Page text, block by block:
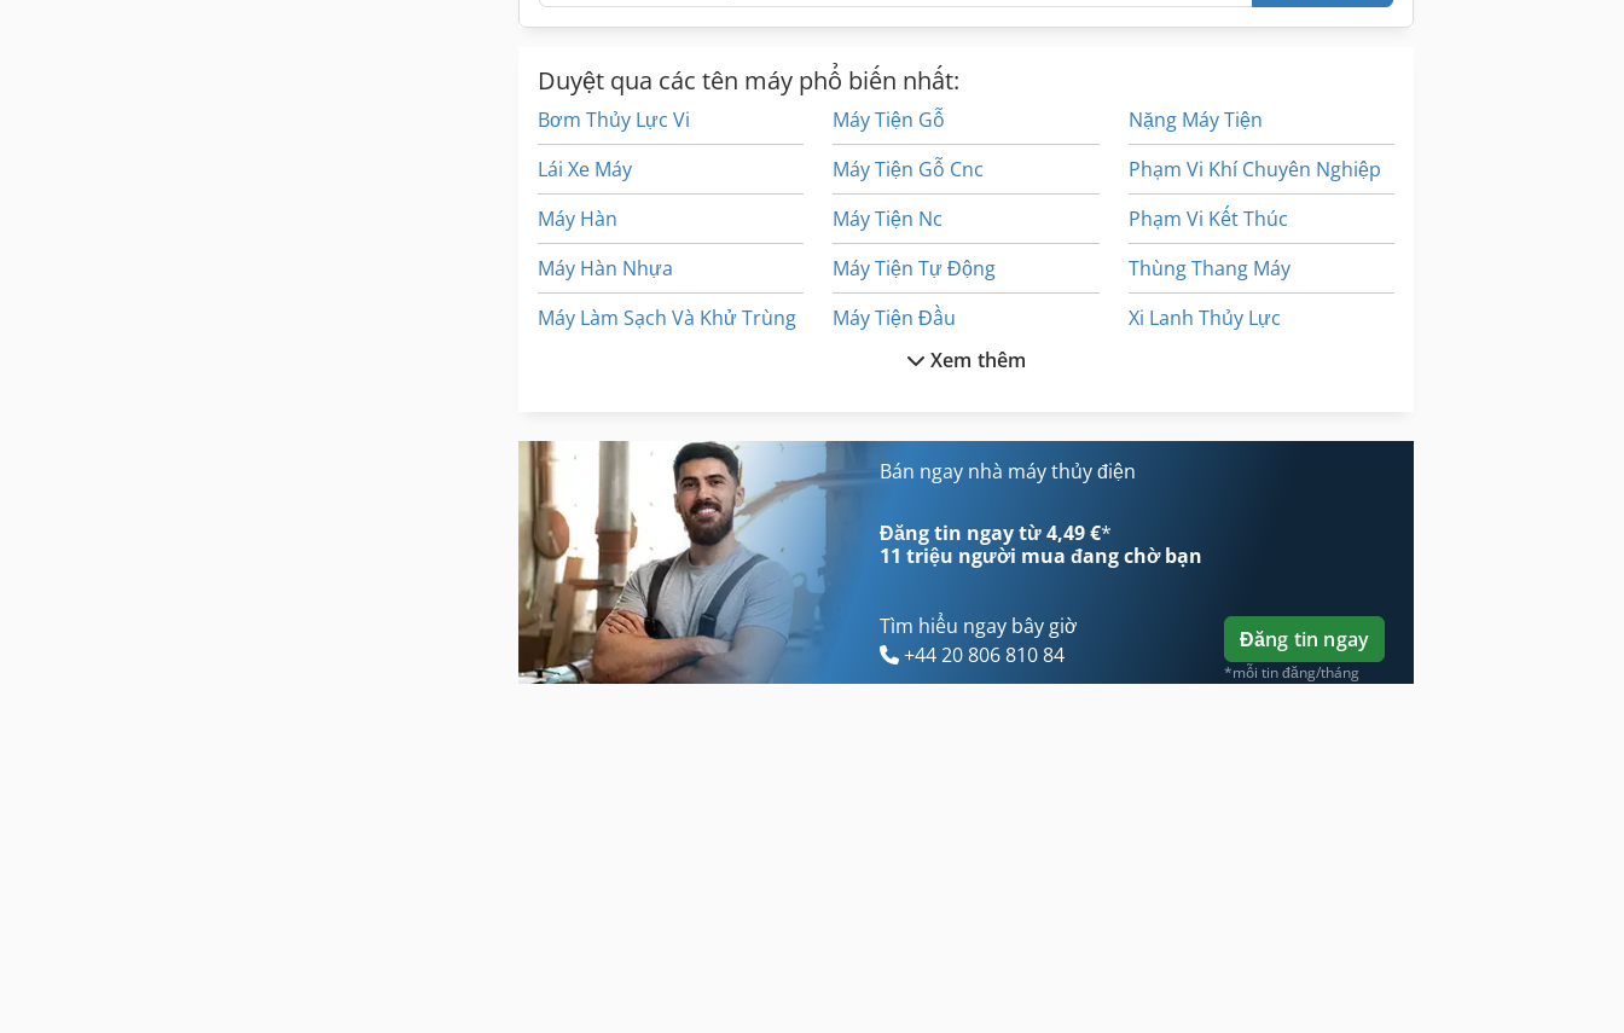
Duyệt qua các tên máy phổ biến nhất:
Bơm Thủy Lực Vi
Lái Xe Máy
Máy Hàn
Máy Hàn Nhựa
Máy Làm Sạch Và Khử Trùng
Máy Tiện Cnc
Máy Tiện Cơ Khí
Máy Tiện Gỗ
Máy Tiện Gỗ Cnc
Máy Tiện Nc
Máy Tiện Tự Động
Máy Tiện Đầu
Máy Tính Di Động Nội
Nhà Máy Mài Ly Tâm
Nặng Máy Tiện
Phạm Vi Khí Chuyên Nghiệp
Phạm Vi Kết Thúc
Thùng Thang Máy
Xi Lanh Thủy Lực
Xem thêm
Bán ngay nhà máy thủy điện
Đăng tin ngay từ 4,49 €*
11 triệu người mua đang chờ bạn
Tìm hiểu ngay bây giờ
+44 20 806 810 84
Đăng tin ngay
*mỗi tin đăng/tháng